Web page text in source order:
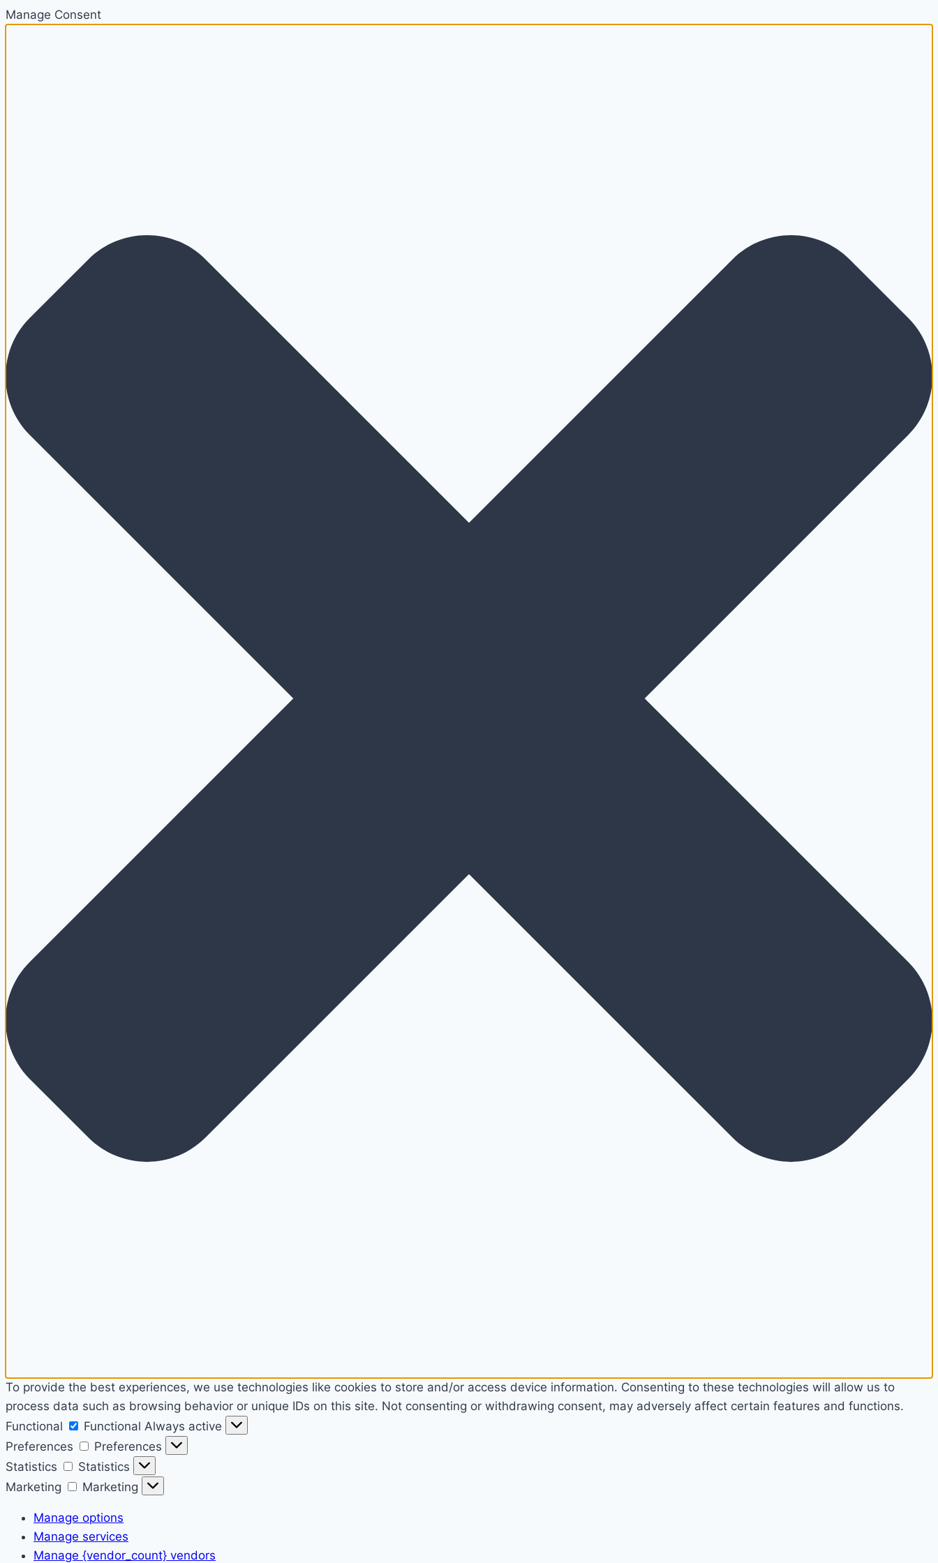
Manage Consent
To provide the best experiences, we use technologies like cookies to store and/or access device information. Consenting to these technologies will allow us to
process data such as browsing behavior or unique IDs on this site. Not consenting or withdrawing consent, may adversely affect certain features and functions.
Functional
Functional Always active
Preferences
Preferences
Statistics
Statistics
Marketing
Marketing
Manage options
Manage services
Manage {vendor_count} vendors